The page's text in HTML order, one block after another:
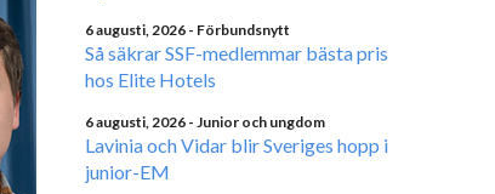
6 augusti, 2026 - Förbundsnytt
Så säkrar SSF-medlemmar bästa pris
hos Elite Hotels
6 augusti, 2026 - Junior och ungdom
Lavinia och Vidar blir Sveriges hopp i
junior-EM